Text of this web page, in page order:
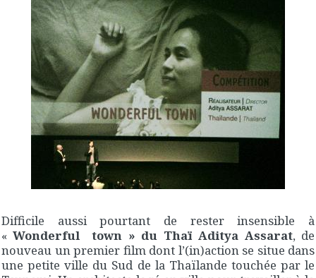
Difficile aussi pourtant de rester insensible à
«Wonderful town » du Thaï Aditya Assarat, de
nouveau un premier film dont l’(in)action se situe dans
une petite ville du Sud de la Thaïlande touchée par le